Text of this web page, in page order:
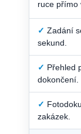
ruce přímo
✓ Zadání
sekund.
✓ Přehled
dokončení.
✓
zakázek.